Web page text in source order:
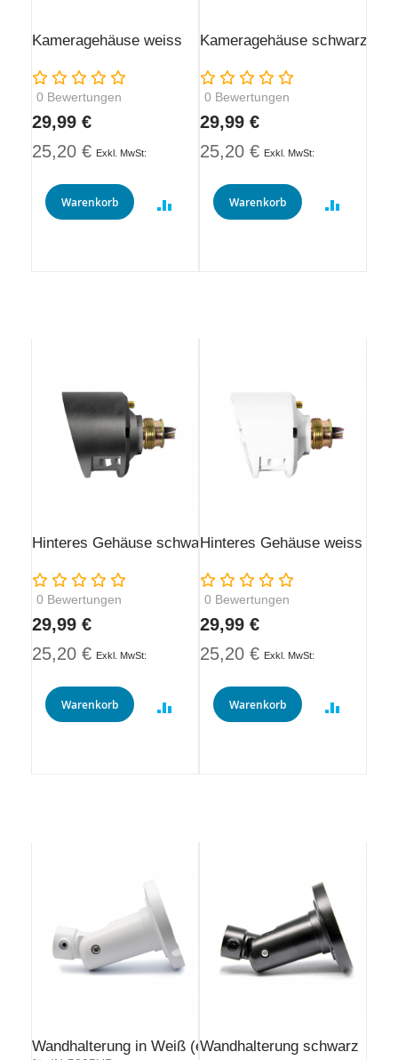
Kameragehäuse weiss
Rating:
0 Bewertungen
29,99 €
25,20 €
Warenkorb
Kameragehäuse schwarz
Rating:
0 Bewertungen
29,99 €
25,20 €
Warenkorb
Hinteres Gehäuse schwarz
Rating:
0 Bewertungen
29,99 €
25,20 €
Warenkorb
Hinteres Gehäuse weiss
Rating:
0 Bewertungen
29,99 €
25,20 €
Warenkorb
Wandhalterung in Weiß (erste Produktionsreihe)
Wandhalterung schwarz